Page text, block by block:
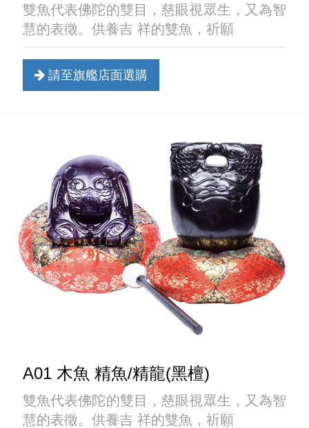
雙魚代表佛陀的雙目，慈眼視眾生，又為智
慧的表徵。供養吉 祥的雙魚，祈願
請至旗艦店面選購
A01 木魚 精魚/精龍(黑檀)
雙魚代表佛陀的雙目，慈眼視眾生，又為智
慧的表徵。供養吉 祥的雙魚，祈願